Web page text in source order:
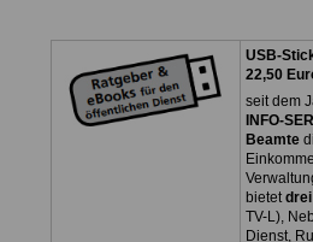
USB-
22,50
seit dem
INFO-
Beamte
bietet
TV-L),
Dienst,